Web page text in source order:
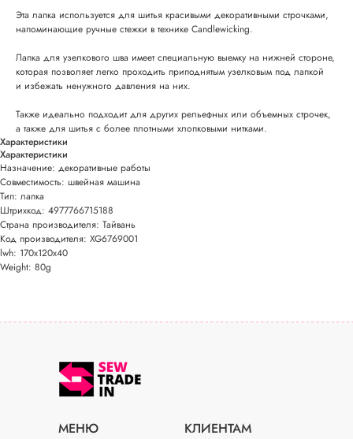
Эта лапка используется для шитья красивыми декоративными строчками,
напоминающие ручные стежки в технике Candlewicking.
Лапка для узелкового шва имеет специальную выемку на нижней стороне,
которая позволяет легко проходить приподнятым узелковым под лапкой
и избежать ненужного давления на них.
Также идеально подходит для других рельефных или объемных строчек,
а также для шитья с более плотными хлопковыми нитками.
Характеристики
Характеристики
Назначение: декоративные работы
Совместимость: швейная машина
Тип: лапка
Штрихкод: 4977766715188
Страна производителя: Тайвань
Код производителя: XG6769001
lwh: 170x120x40
Weight: 80g
МЕНЮ КЛИЕНТАМ